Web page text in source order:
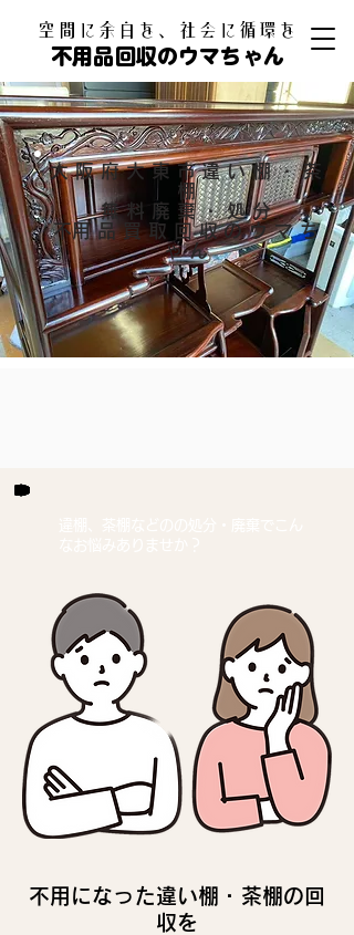
​空間に余白を、社会に循環を
不用品回収のウマちゃん
大阪府大東市違い棚・茶
棚
無料廃棄・処分
​不用品買取回収のウマち
ゃん
不用になった違い棚・茶棚の回
収を